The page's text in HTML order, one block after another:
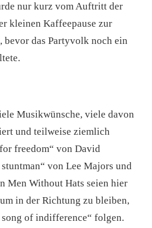
nur kurz vom Auftritt der
kleinen Kaffeepause zur
bevor das Partyvolk noch ein
Musikwünsche, viele davon
und teilweise ziemlich
freedom“ von David
von Lee Majors und
Men Without Hats seien hier
in der Richtung zu bleiben,
of indifference“ folgen.